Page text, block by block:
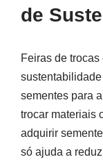
de
Feiras de
sementes para
trocar materiais
adquirir
só ajuda a